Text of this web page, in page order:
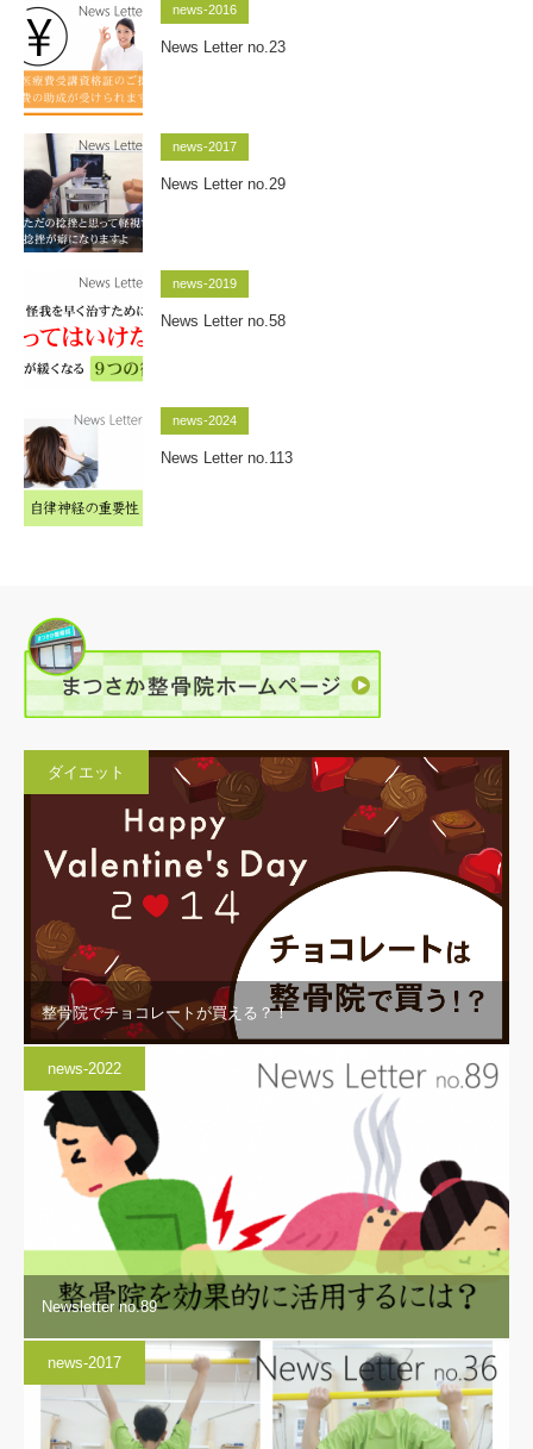
news-2016
News Letter no.23
news-2017
News Letter no.29
news-2019
News Letter no.58
news-2024
News Letter no.113
ダイエット
整骨院でチョコレートが買える？！
news-2022
Newsletter no.89
news-2017